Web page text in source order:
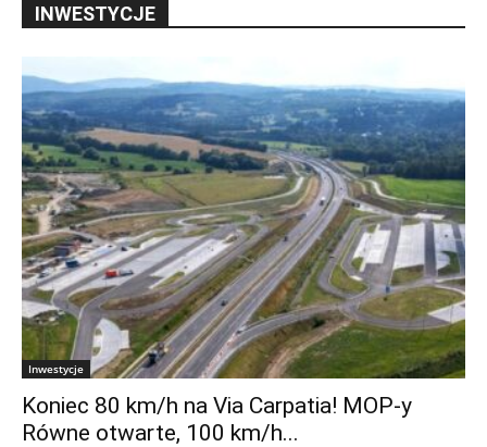
INWESTYCJE
Inwestycje
Koniec 80 km/h na Via Carpatia! MOP-y
Równe otwarte, 100 km/h...